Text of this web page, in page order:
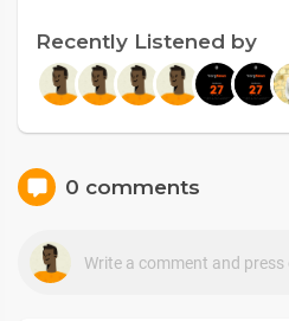
Recently Listened by
0 comments